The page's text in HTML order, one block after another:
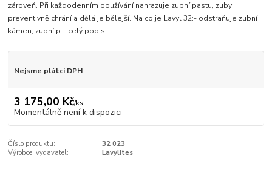
zároveň. Při každodenním používání nahrazuje zubní pastu, zuby
preventivně chrání a dělá je bělejší. Na co je Lavyl 32:- odstraňuje zubní
kámen, zubní p... celý popis
Nejsme plátci DPH
3 175,00 Kč/ks
Momentálně není k dispozici
Číslo produktu:
32 023
Výrobce, vydavatel:
Lavylites